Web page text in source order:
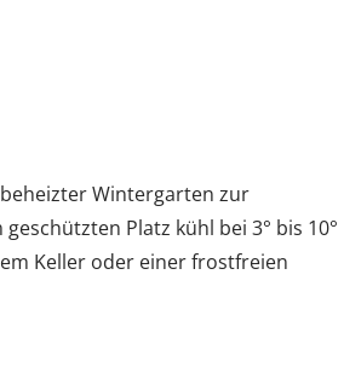
Wintergarten zur
Platz kühl bei 3° bis 10°
Keller oder einer frostfreien